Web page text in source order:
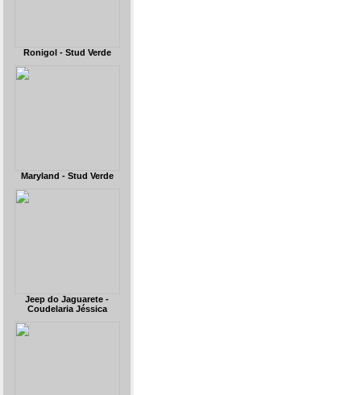
Ronigol - Stud Verde
Maryland - Stud Verde
Jeep do Jaguarete -
Coudelaria Jéssica